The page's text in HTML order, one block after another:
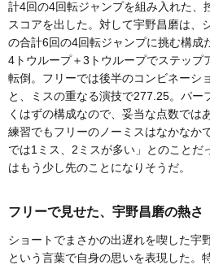
計4回の4回転ジャンプを組み入れた、
スコアを出した。対して宇野昌磨は、
の合計6回の4回転ジャンプに挑む構成
4トウループ＋3トウループでステップ
転倒。フリーでは後半のコンビネーシ
と、ミスの重なる演技で277.25。パー
くはずの構成なので、妥当な点数では
練習でもフリーのノーミスはなかなか
では1ミス、2ミスが多い」とのことだ
はもう少し先のことになりそうだ。
フリーで見せた、宇野昌磨の熱さ
ショートでまさかの出遅れを喫した宇
という言葉で自身の思いを表現した。